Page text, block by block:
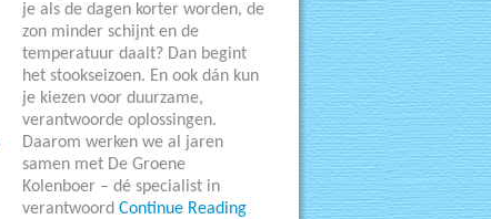
je als de dagen korter worden, de
zon minder schijnt en de
temperatuur daalt? Dan begint
het stookseizoen. En ook dán kun
je kiezen voor duurzame,
verantwoorde oplossingen.
Daarom werken we al jaren
samen met De Groene
Kolenboer – dé specialist in
verantwoord Continue Reading